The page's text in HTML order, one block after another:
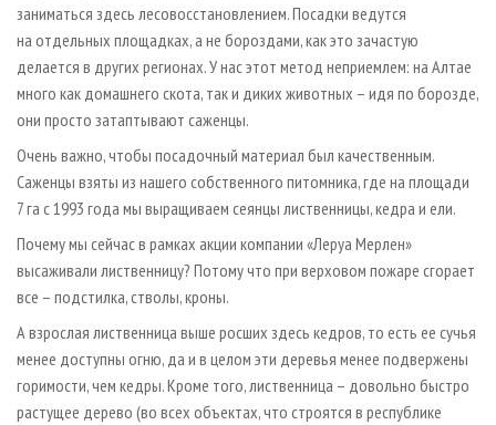
заниматься здесь лесовосстановлением. Посадки ведутся
на отдельных площадках, а не бороздами, как это зачастую
делается в других регионах. У нас этот метод неприемлем: на Алтае
много как домашнего скота, так и диких животных – идя по борозде,
они просто затаптывают саженцы.
Очень важно, чтобы посадочный материал был качественным.
Саженцы взяты из нашего собственного питомника, где на площади
7 га с 1993 года мы выращиваем сеянцы лиственницы, кедра и ели.
Почему мы сейчас в рамках акции компании «Леруа Мерлен»
высаживали лиственницу? Потому что при верховом пожаре сгорает
все – подстилка, стволы, кроны.
А взрослая лиственница выше росших здесь кедров, то есть ее сучья
менее доступны огню, да и в целом эти деревья менее подвержены
горимости, чем кедры. Кроме того, лиственница – довольно быстро
растущее дерево (во всех объектах, что строятся в республике